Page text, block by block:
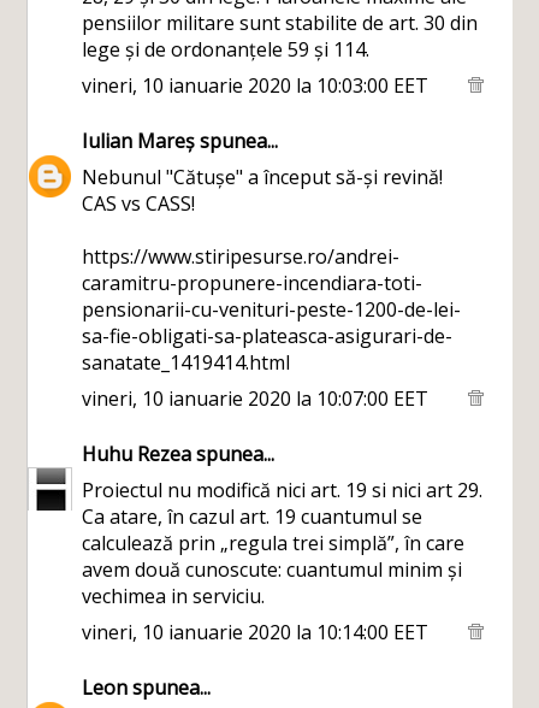
pensiilor militare sunt stabilite de art. 30 din
lege și de ordonanțele 59 și 114.
vineri, 10 ianuarie 2020 la 10:03:00 EET
Iulian Mareșspunea...
Nebunul "Cătușe" a început să-și revină!
CAS vs CASS!
https://www.stiripesurse.ro/andrei-
caramitru-propunere-incendiara-toti-
pensionarii-cu-venituri-peste-1200-de-lei-
sa-fie-obligati-sa-plateasca-asigurari-de-
sanatate_1419414.html
vineri, 10 ianuarie 2020 la 10:07:00 EET
Huhu Rezeaspunea...
Proiectul nu modifică nici art. 19 si nici art 29.
Ca atare, în cazul art. 19 cuantumul se
calculează prin „regula trei simplă”, în care
avem două cunoscute: cuantumul minim și
vechimea in serviciu.
vineri, 10 ianuarie 2020 la 10:14:00 EET
Leonspunea...